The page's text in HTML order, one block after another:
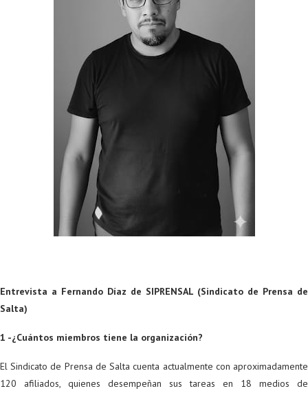
Entrevista a Fernando Díaz de SIPRENSAL (Sindicato de Prensa de
Salta)
1 -¿Cuántos miembros tiene la organización?
El Sindicato de Prensa de Salta cuenta actualmente con aproximadamente
120 afiliados, quienes desempeñan sus tareas en 18 medios de